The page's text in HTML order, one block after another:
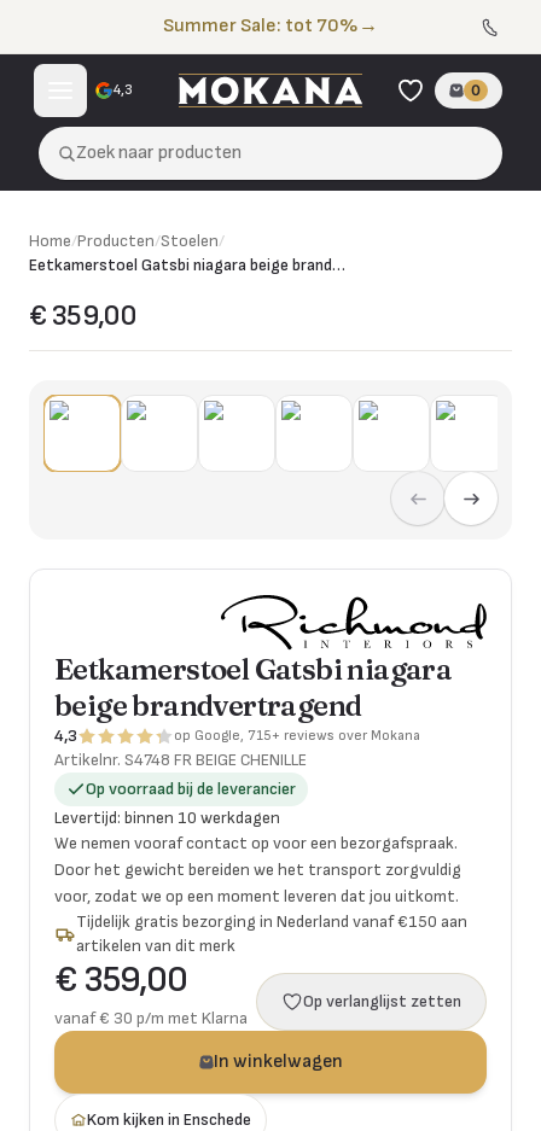
Summer Sale: tot 70% →
4,3 0
Zoek naar producten
Home/Producten/Stoelen/
Eetkamerstoel Gatsbi niagara beige brandvertragend
€ 359,00
Eetkamerstoel Gatsbi niagara
beige brandvertragend
4,3 op Google, 715+ reviews over Mokana
Artikelnr. S4748 FR BEIGE CHENILLE
Op voorraad bij de leverancier
Levertijd: binnen 10 werkdagen
We nemen vooraf contact op voor een bezorgafspraak.
Door het gewicht bereiden we het transport zorgvuldig
voor, zodat we op een moment leveren dat jou uitkomt.
Tijdelijk gratis bezorging in Nederland vanaf €150 aan
artikelen van dit merk
€ 359,00
vanaf € 30 p/m met Klarna
Op verlanglijst zetten
In winkelwagen
Kom kijken in Enschede